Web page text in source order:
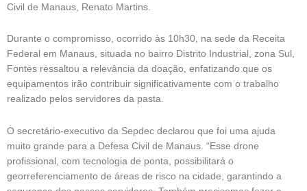
Civil de Manaus, Renato Martins.
Durante o compromisso, ocorrido às 10h30, na sede da Receita
Federal em Manaus, situada no bairro Distrito Industrial, zona Sul,
Fontes ressaltou a relevância da doação, enfatizando que os
equipamentos irão contribuir significativamente com o trabalho
realizado pelos servidores da pasta.
O secretário-executivo da Sepdec declarou que foi uma ajuda
muito grande para a Defesa Civil de Manaus. “Esse drone
profissional, com tecnologia de ponta, possibilitará o
georreferenciamento de áreas de risco na cidade, garantindo a